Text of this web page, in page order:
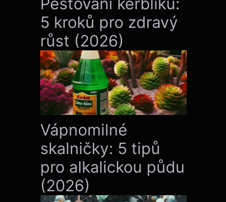
5 kroků pro zdravý
růst (2026)
Vápnomilné
skalničky: 5 tipů
pro alkalickou půdu
(2026)